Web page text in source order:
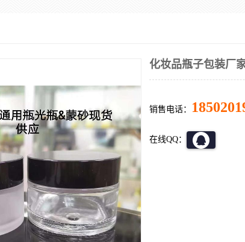
化妆品瓶子包装厂
销售电话：
在线QQ：